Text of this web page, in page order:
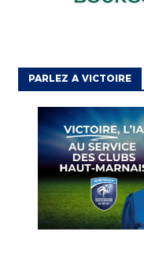
PARLEZ A VICTOIRE